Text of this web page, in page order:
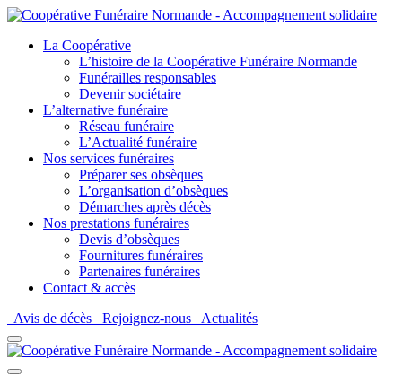
La Coopérative
L’histoire de la Coopérative Funéraire Normande
Funérailles responsables
Devenir sociétaire
L’alternative funéraire
Réseau funéraire
L’Actualité funéraire
Nos services funéraires
Préparer ses obsèques
L’organisation d’obsèques
Démarches après décès
Nos prestations funéraires
Devis d’obsèques
Fournitures funéraires
Partenaires funéraires
Contact & accès
Avis de décès
Rejoignez-nous Actualités